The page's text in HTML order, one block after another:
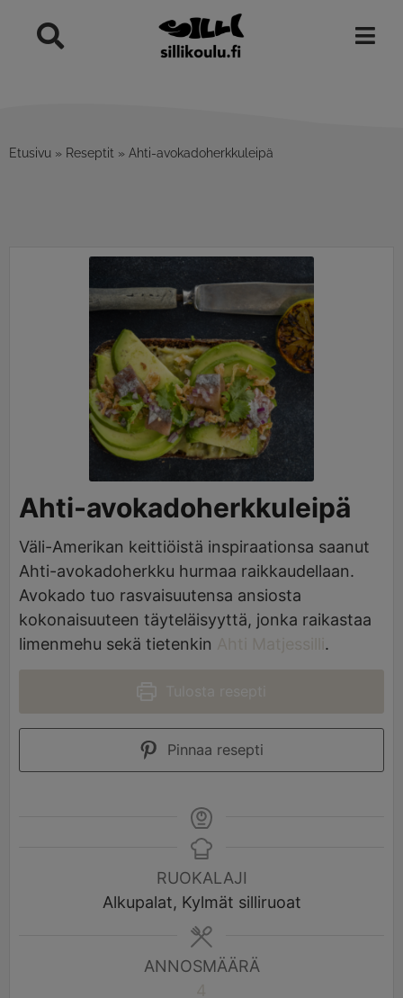
Etusivu » Reseptit » Ahti-avokadoherkkuleipä
Ahti-avokadoherkkuleipä
Väli-Amerikan keittiöistä inspiraationsa saanut
Ahti-avokadoherkku hurmaa raikkaudellaan.
Avokado tuo rasvaisuutensa ansiosta
kokonaisuuteen täyteläisyyttä, jonka raikastaa
limenmehu sekä tietenkin
.
Pinnaa resepti
RUOKALAJI
Alkupalat, Kylmät silliruoat
ANNOSMÄÄRÄ